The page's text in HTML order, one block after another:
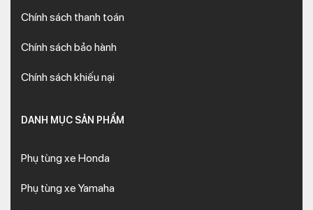
Chính sách thanh toán
Chính sách bảo hành
Chính sách khiếu nại
DANH MỤC SẢN PHẨM
Phụ tùng xe Honda
Phụ tùng xe Yamaha